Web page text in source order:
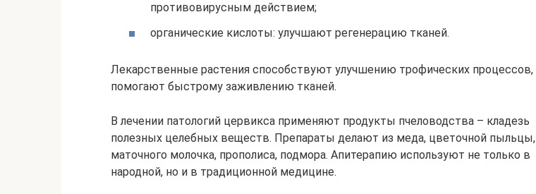
противовирусным действием;
органические кислоты: улучшают регенерацию тканей.
Лекарственные растения способствуют улучшению трофических процессов,
помогают быстрому заживлению тканей.
В лечении патологий цервикса применяют продукты пчеловодства – кладезь
полезных целебных веществ. Препараты делают из меда, цветочной пыльцы,
маточного молочка, прополиса, подмора. Апитерапию используют не только в
народной, но и в традиционной медицине.